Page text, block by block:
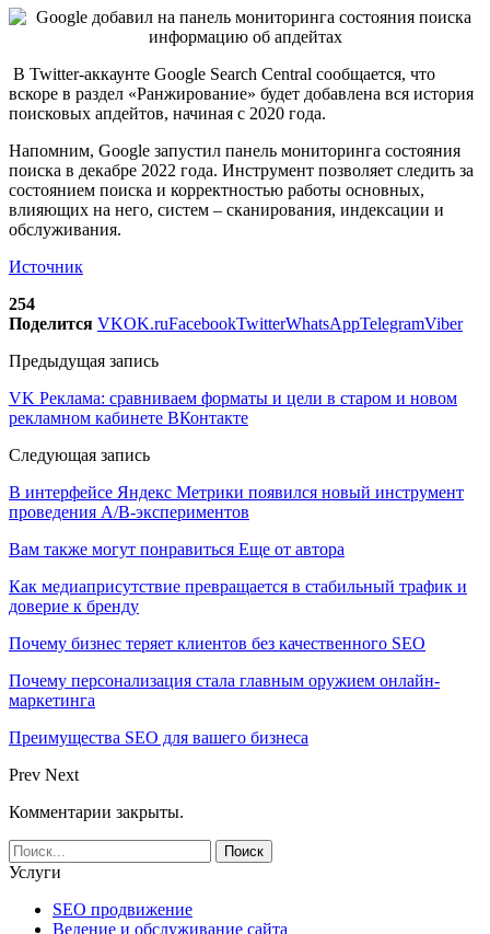
В Twitter-аккаунте Google Search Central сообщается, что
вскоре в раздел «Ранжирование» будет добавлена вся история
поисковых апдейтов, начиная с 2020 года.
Напомним, Google запустил панель мониторинга состояния
поиска в декабре 2022 года. Инструмент позволяет следить за
состоянием поиска и корректностью работы основных,
влияющих на него, систем – сканирования, индексации и
обслуживания.
Источник
254
Поделится VKOK.ruFacebookTwitterWhatsAppTelegramViber
Предыдущая запись
VK Реклама: сравниваем форматы и цели в старом и новом
рекламном кабинете ВКонтакте
Следующая запись
В интерфейсе Яндекс Метрики появился новый инструмент
проведения A/B-экспериментов
Вам также могут понравиться Еще от автора
Как медиаприсутствие превращается в стабильный трафик и
доверие к бренду
Почему бизнес теряет клиентов без качественного SEO
Почему персонализация стала главным оружием онлайн-
маркетинга
Преимущества SEO для вашего бизнеса
Prev Next
Комментарии закрыты.
Услуги
SEO продвижение
Ведение и обслуживание сайта